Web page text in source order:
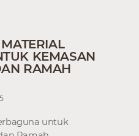
KEMASAN
RAMAH
untuk